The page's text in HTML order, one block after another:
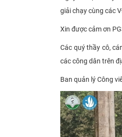
giải chạy cùng các
Xin được cảm ơn
Các quý thầy cô,
các công dân trên
Ban quản lý Công